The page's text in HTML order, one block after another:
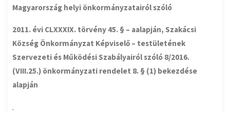
Magyarország helyi önkormányzatairól szóló
2011. évi CLXXXIX. törvény 45. § – aalapján, Szakácsi
Község Önkormányzat Képviselő – testületének
Szervezeti és Működési Szabályairól szóló 8/2016.
(VIII.25.) önkormányzati rendelet 8. § (1) bekezdése
alapján